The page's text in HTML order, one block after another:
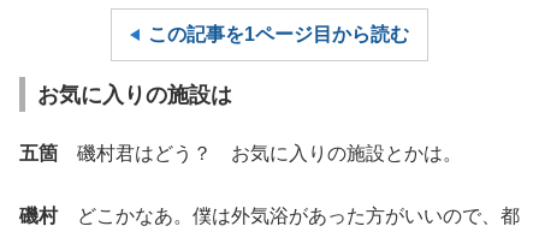
この記事を1ページ目から読む
お気に入りの施設は
五箇 磯村君はどう？ お気に入りの施設とかは。
磯村どこかなあ。僕は外気浴があった方がいいので、都